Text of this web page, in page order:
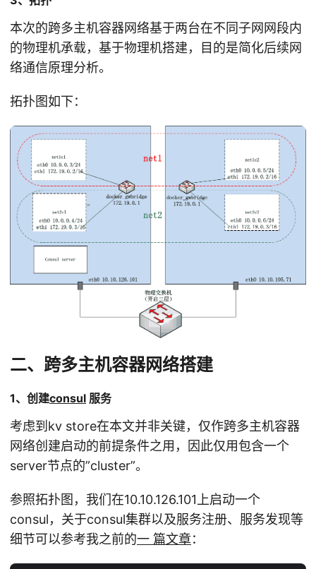
本次的跨多主机容器网络基于两台在不同子网网段内
的物理机承载，基于物理机搭建，目的是简化后续网
络通信原理分析。
拓扑图如下：
二、跨多主机容器网络搭建
1、创建consul 服务
考虑到kv store在本文并非关键，仅作跨多主机容器
网络创建启动的前提条件之用，因此仅用包含一个
server节点的”cluster”。
参照拓扑图，我们在10.10.126.101上启动一个
consul，关于consul集群以及服务注册、服务发现等
细节可以参考我之前的一 篇文章：